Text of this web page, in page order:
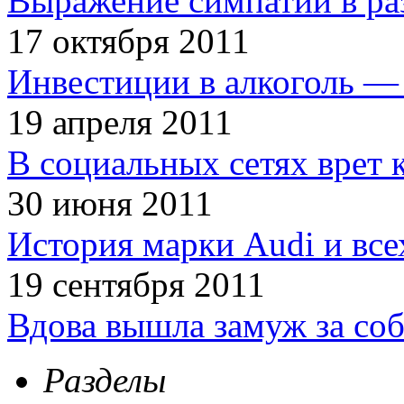
17 октября 2011
Инвестиции в алкоголь —
19 апреля 2011
В социальных сетях врет
30 июня 2011
История марки Audi и
19 сентября 2011
Вдова вышла замуж за
Разделы